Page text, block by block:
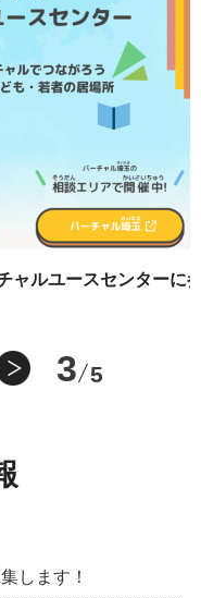
3 5
ーに参加しませんか
します！